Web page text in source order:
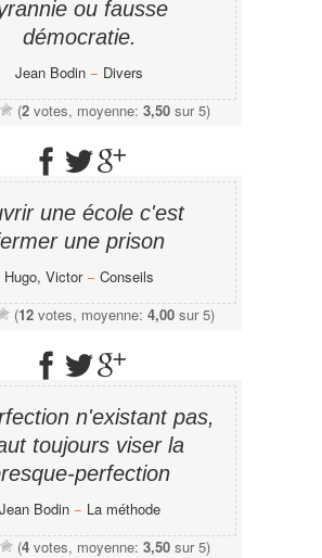
ou fausse
démocratie.
Jean Bodin − Divers
(2 votes, moyenne: 3,50 sur 5)
une école c'est
une prison
Hugo, Victor− Conseils
(12votes, moyenne: 4,00sur 5)
n'existant pas,
toujours viser la
perfection
Jean Bodin− La méthode
(4 votes, moyenne: 3,50 sur 5)